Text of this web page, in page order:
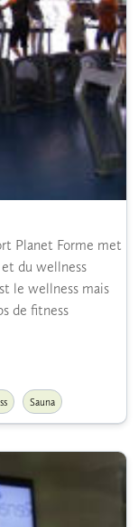
Planet Forme met
du wellness
le wellness mais
de fitness
Sauna